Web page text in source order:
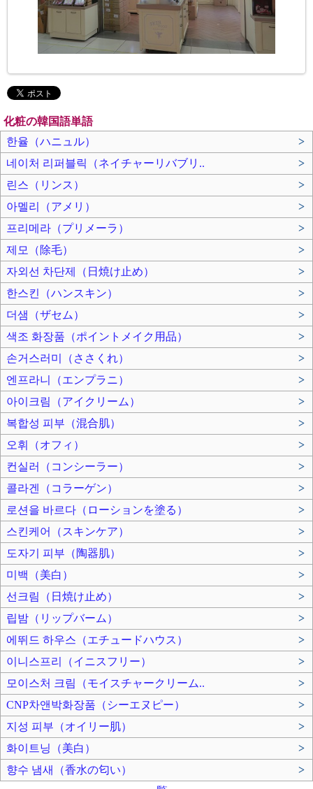
化粧の韓国語単語
한율（ハニュル）
>
네이처 리퍼블릭（ネイチャーリバブリ..
>
린스（リンス）
>
아멜리（アメリ）
>
프리메라（プリメーラ）
>
제모（除毛）
>
자외선 차단제（日焼け止め）
>
한스킨（ハンスキン）
>
더샘（ザセム）
>
색조 화장품（ポイントメイク用品）
>
손거스러미（ささくれ）
>
엔프라니（エンプラニ）
>
아이크림（アイクリーム）
>
복합성 피부（混合肌）
>
오휘（オフィ）
>
컨실러（コンシーラー）
>
콜라겐（コラーゲン）
>
로션을 바르다（ローションを塗る）
>
스킨케어（スキンケア）
>
도자기 피부（陶器肌）
>
미백（美白）
>
선크림（日焼け止め）
>
립밤（リップバーム）
>
에뛰드 하우스（エチュードハウス）
>
이니스프리（イニスフリー）
>
모이스처 크림（モイスチャークリーム..
>
CNP차앤박화장품（シーエヌピー）
>
지성 피부（オイリー肌）
>
화이트닝（美白）
>
향수 냄새（香水の匂い）
>